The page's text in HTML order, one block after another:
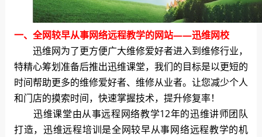
一、全网较早从事网络远程教学的网站——迅维网校
迅维网为了更方便广大维修爱好者进入到维修行业，
特精心筹划准备后推出迅维课堂，我们的目标是以更短的
时间帮助更多的维修爱好者、维修从业者。让您减少个人
和门店的摸索时间，快速掌握技术，提升修复率！
迅维课堂由从事远程网络教学12年的迅维讲师团队
打造，迅维远程培训是全网较早从事网络远程教学的机